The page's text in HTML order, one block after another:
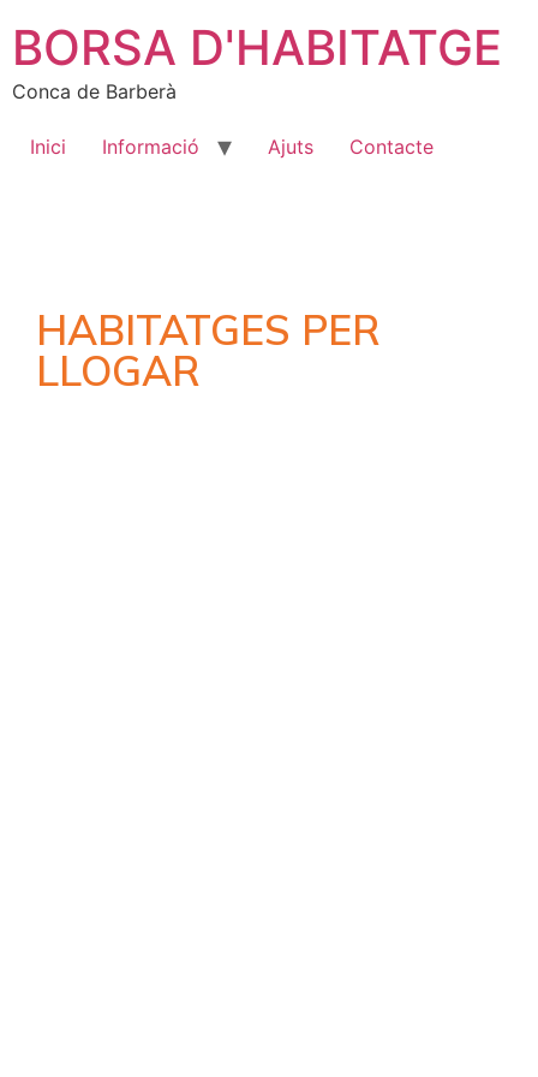
BORSA D'HABITATGE
Conca de Barberà
Inici Informació Ajuts Contacte
HABITATGES PER
LLOGAR